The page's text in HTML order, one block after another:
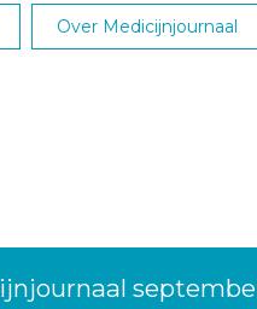
Over Medicijnjournaal